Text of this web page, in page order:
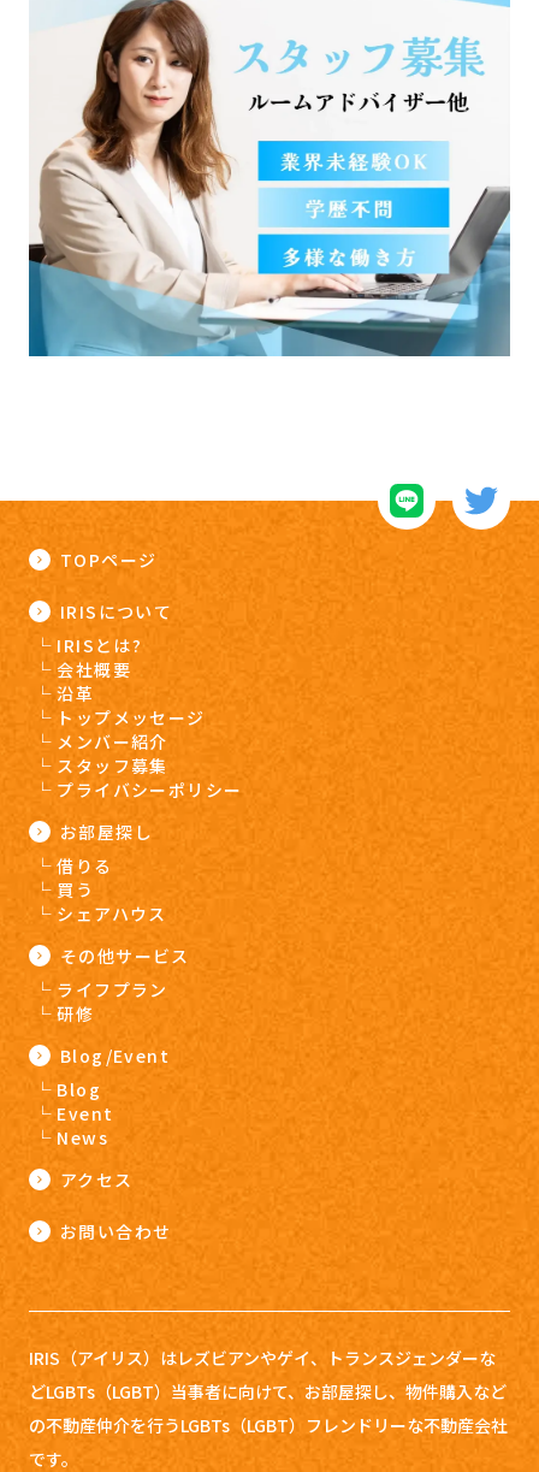
TOPページ
IRISについて
IRISとは?
会社概要
沿革
トップメッセージ
メンバー紹介
スタッフ募集
プライバシーポリシー
お部屋探し
借りる
買う
シェアハウス
その他サービス
ライフプラン
研修
Blog/Event
Blog
Event
News
アクセス
お問い合わせ
IRIS（アイリス）はレズビアンやゲイ、トランスジェンダーな
どLGBTs（LGBT）当事者に向けて、お部屋探し、 物件購入など
の不動産仲介を行うLGBTs（LGBT）フレンドリーな不動産会社
です。